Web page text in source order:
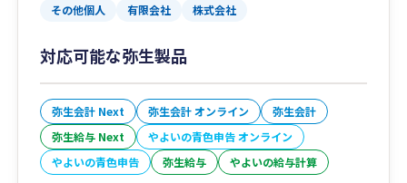
その他個人
有限会社 株式会社
対応可能な弥生製品
弥生会計 Next 弥生会計 オンライン
弥生会計
弥生給与 Next
やよいの青色申告 オンライン
やよいの青色申告
弥生給与 やよいの給与計算